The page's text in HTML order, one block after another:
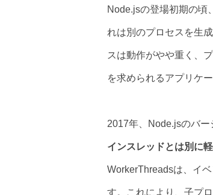
Node.jsの登場初期の頃
れは別のプロセスを生
スは動作がやや重く、
を求められるアプリケ
2017年、Node.jsのバー
インスレッドとは別に
WorkerThreadsは、イ
す。これにより、子プ